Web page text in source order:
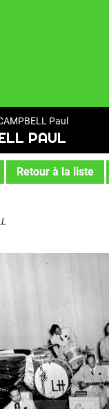
Paul
PAUL
Retour à la liste